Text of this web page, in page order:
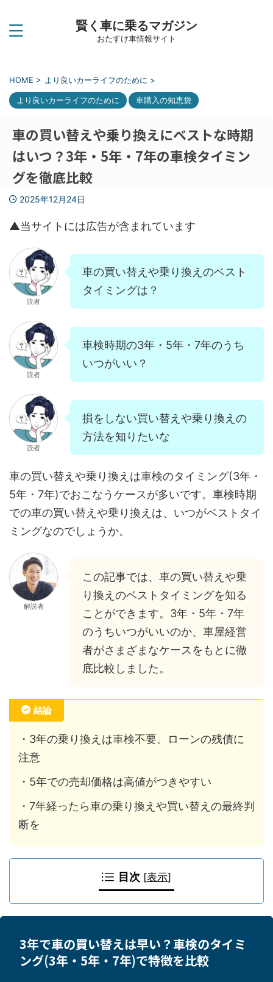
賢く車に乗るマガジン
おたすけ車情報サイト
HOME > より良いカーライフのために >
より良いカーライフのために 車購入の知恵袋
車の買い替えや乗り換えにベストな時期
はいつ？3年・5年・7年の車検タイミン
グを徹底比較
2025年12月24日
▲当サイトには広告が含まれています
読者
車の買い替えや乗り換えのベスト
タイミングは？
読者
車検時期の3年・5年・7年のうち
いつがいい？
読者
損をしない買い替えや乗り換えの
方法を知りたいな
車の買い替えや乗り換えは車検のタイミング(3年・
5年・7年)でおこなうケースが多いです。車検時期
での車の買い替えや乗り換えは、いつがベストタイ
ミングなのでしょうか。
解説者
この記事では、車の買い替えや乗
り換えのベストタイミングを知る
ことができます。3年・5年・7年
のうちいつがいいのか、車屋経営
者がさまざまなケースをもとに徹
底比較しました。
結論
・3年の乗り換えは車検不要。ローンの残債に
注意
・5年での売却価格は高値がつきやすい
・7年経ったら車の乗り換えや買い替えの最終判
断を
目次 [表示]
3年で車の買い替えは早い？車検のタイミ
ング(3年・5年・7年)で特徴を比較